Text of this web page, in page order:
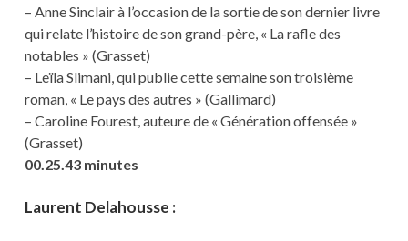
– Anne Sinclair à l’occasion de la sortie de son dernier livre
qui relate l’histoire de son grand-père, « La rafle des
notables » (Grasset)
– Leïla Slimani, qui publie cette semaine son troisième
roman, « Le pays des autres » (Gallimard)
– Caroline Fourest, auteure de « Génération offensée »
(Grasset)
00.25.43 minutes
Laurent Delahousse :